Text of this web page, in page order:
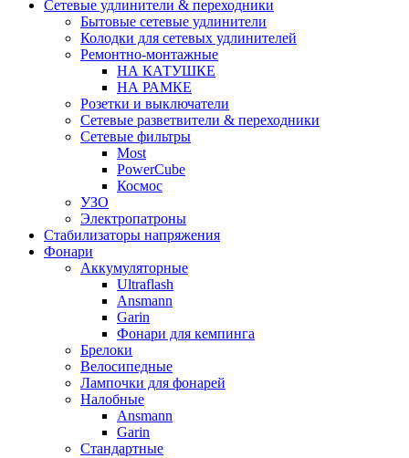
Сетевые удлинители & переходники
Бытовые сетевые удлинители
Колодки для сетевых удлинителей
Ремонтно-монтажные
НА КАТУШКЕ
НА РАМКЕ
Розетки и выключатели
Сетевые разветвители & переходники
Сетевые фильтры
Most
PowerCube
Космос
УЗО
Электропатроны
Стабилизаторы напряжения
Фонари
Аккумуляторные
Ultraflash
Ansmann
Garin
Фонари для кемпинга
Брелоки
Велосипедные
Лампочки для фонарей
Налобные
Ansmann
Garin
Стандартные